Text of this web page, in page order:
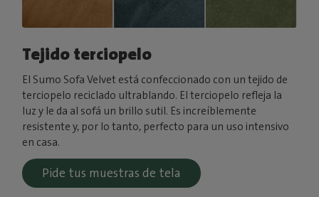
Tejido terciopelo
El Sumo Sofa Velvet está confeccionado con un tejido de
terciopelo reciclado ultrablando. El terciopelo refleja la
luz y le da al sofá un brillo sutil. Es increíblemente
resistente y, por lo tanto, perfecto para un uso intensivo
en casa.
Pide tus muestras de tela